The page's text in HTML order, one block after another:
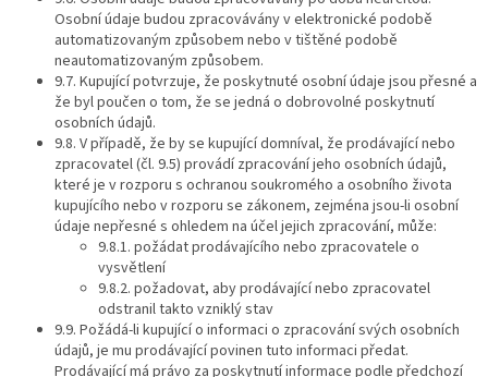
Osobní údaje budou zpracovávány v elektronické podobě
automatizovaným způsobem nebo v tištěné podobě
neautomatizovaným způsobem.
9.7. Kupující potvrzuje, že poskytnuté osobní údaje jsou přesné a
že byl poučen o tom, že se jedná o dobrovolné poskytnutí
osobních údajů.
9.8. V případě, že by se kupující domníval, že prodávající nebo
zpracovatel (čl. 9.5) provádí zpracování jeho osobních údajů,
které je v rozporu s ochranou soukromého a osobního života
kupujícího nebo v rozporu se zákonem, zejména jsou-li osobní
údaje nepřesné s ohledem na účel jejich zpracování, může:
9.8.1. požádat prodávajícího nebo zpracovatele o
vysvětlení
9.8.2. požadovat, aby prodávající nebo zpracovatel
odstranil takto vzniklý stav
9.9. Požádá-li kupující o informaci o zpracování svých osobních
údajů, je mu prodávající povinen tuto informaci předat.
Prodávající má právo za poskytnutí informace podle předchozí